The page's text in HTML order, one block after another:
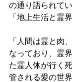
の通り語られて
「地上生活と霊
「人間は霊と肉
なっており、霊
た霊人体が行く
管される愛の世